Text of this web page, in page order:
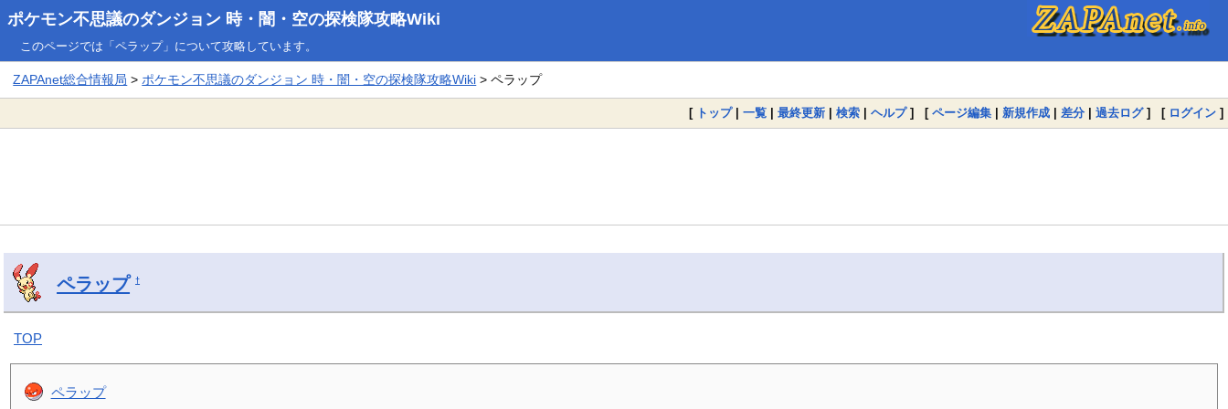
ポケモン不思議のダンジョン 時・闇・空の探検隊攻略Wiki
このページでは「ペラップ」について攻略しています。
ZAPAnet総合情報局 >ポケモン不思議のダンジョン 時・闇・空の探検隊攻略Wiki > ペラップ
[ トップ| 一覧 | 最終更新 | 検索 | ヘルプ] [ ページ編集 | 新規作成 | 差分 | 過去ログ] [ ログイン ]
ペラップ †
TOP
ペラップ